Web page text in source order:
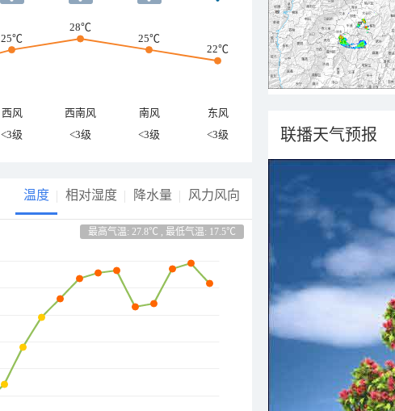
25℃
28℃
25℃
22℃
西风 西南风 南风
东风
<3级 <3级 <3级 <3级
温度 相对湿度 降水量 风力风向
最高气温: 27.8℃ , 最低气温: 17.5℃
联播天气预报